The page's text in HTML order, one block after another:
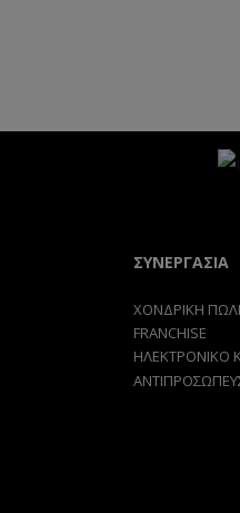
ΣΥΝΕΡΓΑΣΙΑ
ΧΟΝΔΡΙΚΗ
FRANCHISE
ΗΛΕΚΤΡΟΝΙΚΟ